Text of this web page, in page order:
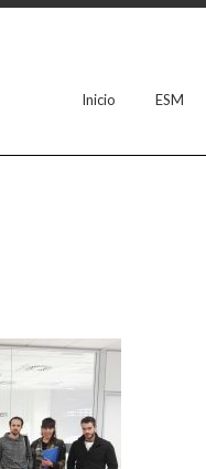
Inicio ESM